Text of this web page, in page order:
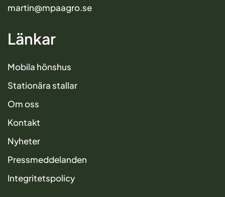
martin@mpaagro.se
Länkar
Mobila hönshus
Stationära stallar
Om oss
Kontakt
Nyheter
Pressmeddelanden
Integritetspolicy